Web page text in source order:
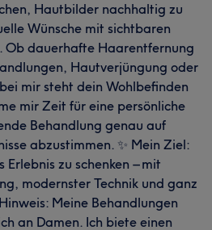
Hautbilder nachhaltig zu
Wünsche mit sichtbaren
Ob dauerhafte Haarentfernung
Hautverjüngung oder
mir steht dein Wohlbefinden
mir Zeit für eine persönliche
Behandlung genau auf
abzustimmen. ✨ Mein Ziel:
zu schenken – mit
modernster Technik und ganz
Meine Behandlungen
an Damen. Ich biete einen